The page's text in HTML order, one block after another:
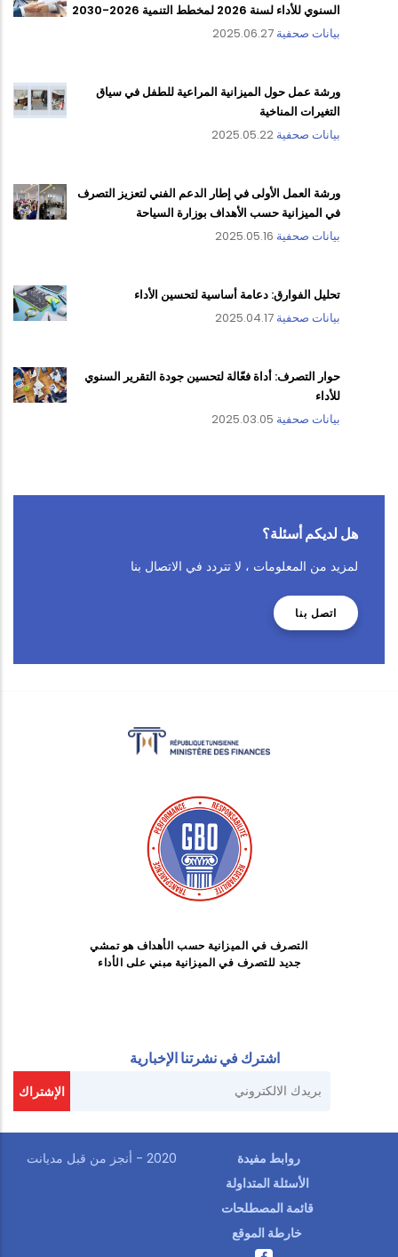
السنوي للأداء لسنة 2026 لمخطط التنمية 2026-2030
بيانات صحفية 2025.06.27
ورشة عمل حول الميزانية المراعية للطفل في سياق
التغيرات المناخية
بيانات صحفية 2025.05.22
ورشة العمل الأولى في إطار الدعم الفني لتعزيز التصرف
في الميزانية حسب الأهداف بوزارة السياحة
بيانات صحفية 2025.05.16
تحليل الفوارق: دعامة أساسية لتحسين الأداء
بيانات صحفية 2025.04.17
حوار التصرف: أداة فعّالة لتحسين جودة التقرير السنوي
للأداء
بيانات صحفية 2025.03.05
هل لديكم أسئلة؟
لمزيد من المعلومات ، لا تتردد في الاتصال بنا
اتصل بنا
التصرف في الميزانية حسب الأهداف هو تمشي
جديد للتصرف في الميزانية مبني على الأداء
اشترك في نشرتنا الإخبارية
2020 - أنجز من قبل مديانت
روابط مفيدة
الأسئلة المتداولة
قائمة المصطلحات
خارطة الموقع